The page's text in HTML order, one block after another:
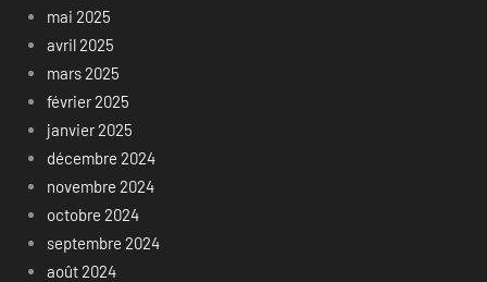
mai 2025
avril 2025
mars 2025
février 2025
janvier 2025
décembre 2024
novembre 2024
octobre 2024
septembre 2024
août 2024